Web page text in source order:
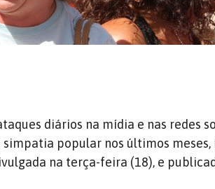
diários na mídia e nas redes
popular nos últimos meses,
na terça-feira (18), e